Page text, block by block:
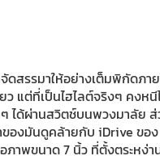
สรรมาให้อย่างเต็มพิกัดภา
ว แต่ที่เป็นไฮไลต์จริงๆ ค
ได้ผ่านสวิตช์บนพวงมาลัย
องมันดูคล้ายกับ iDrive ของ
าพขนาด 7 นิ้ว ที่ตั้งตระหง่